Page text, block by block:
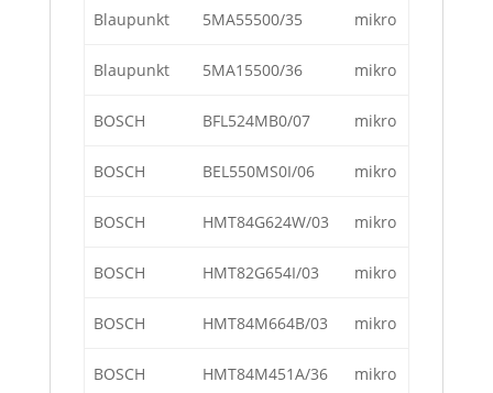
Blaupunkt 5MA55500/35 mikro
Blaupunkt 5MA15500/36 mikro
BOSCH BFL524MB0/07 mikro
BOSCH BEL550MS0I/06 mikro
BOSCH HMT84G624W/03 mikro
BOSCH HMT82G654I/03 mikro
BOSCH HMT84M664B/03 mikro
BOSCH HMT84M451A/36 mikro